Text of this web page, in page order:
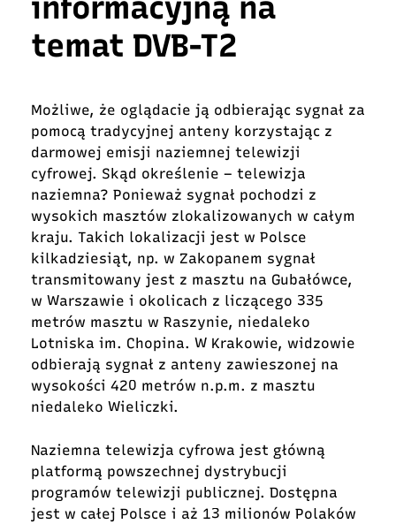
temat DVB-T2
Możliwe, że oglądacie ją odbierając sygnał za
pomocą tradycyjnej anteny korzystając z
darmowej emisji naziemnej telewizji
cyfrowej. Skąd określenie – telewizja
naziemna? Ponieważ sygnał pochodzi z
wysokich masztów zlokalizowanych w całym
kraju. Takich lokalizacji jest w Polsce
kilkadziesiąt, np. w Zakopanem sygnał
transmitowany jest z masztu na Gubałówce,
w Warszawie i okolicach z liczącego 335
metrów masztu w Raszynie, niedaleko
Lotniska im. Chopina. W Krakowie, widzowie
odbierają sygnał z anteny zawieszonej na
wysokości 420 metrów n.p.m. z masztu
niedaleko Wieliczki.
Naziemna telewizja cyfrowa jest główną
platformą powszechnej dystrybucji
programów telewizji publicznej. Dostępna
jest w całej Polsce i aż 13 milionów Polaków